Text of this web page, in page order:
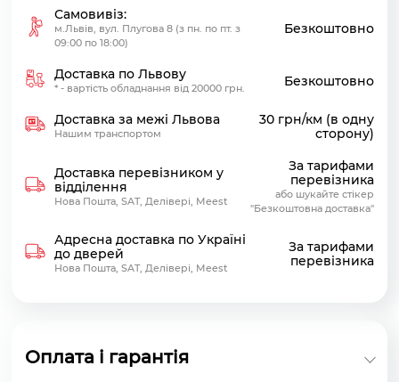
Самовивіз:
м.Львів, вул. Плугова 8 (з пн. по пт. з
09:00 по 18:00)
Безкоштовно
Доставка по Львову
* - вартість обладнання від 20000 грн. Безкоштовно
Доставка за межі Львова
Нашим транспортом
30 грн/км (в одну
сторону)
Доставка перевізником у
відділення
Нова Пошта, SAT, Делівері, Meest
За тарифами
перевізника
або шукайте стікер
"Безкоштовна доставка"
Адресна доставка по Україні
до дверей
Нова Пошта, SAT, Делівері, Meest
За тарифами
перевізника
Оплата і гарантія